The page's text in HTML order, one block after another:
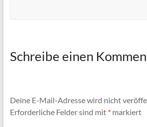
Schreibe einen
Deine E-Mail-Adresse wird nicht
Erforderliche Felder sind mit *markiert